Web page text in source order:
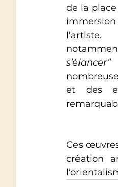
de la
s’élancer”
et des
Ces
création